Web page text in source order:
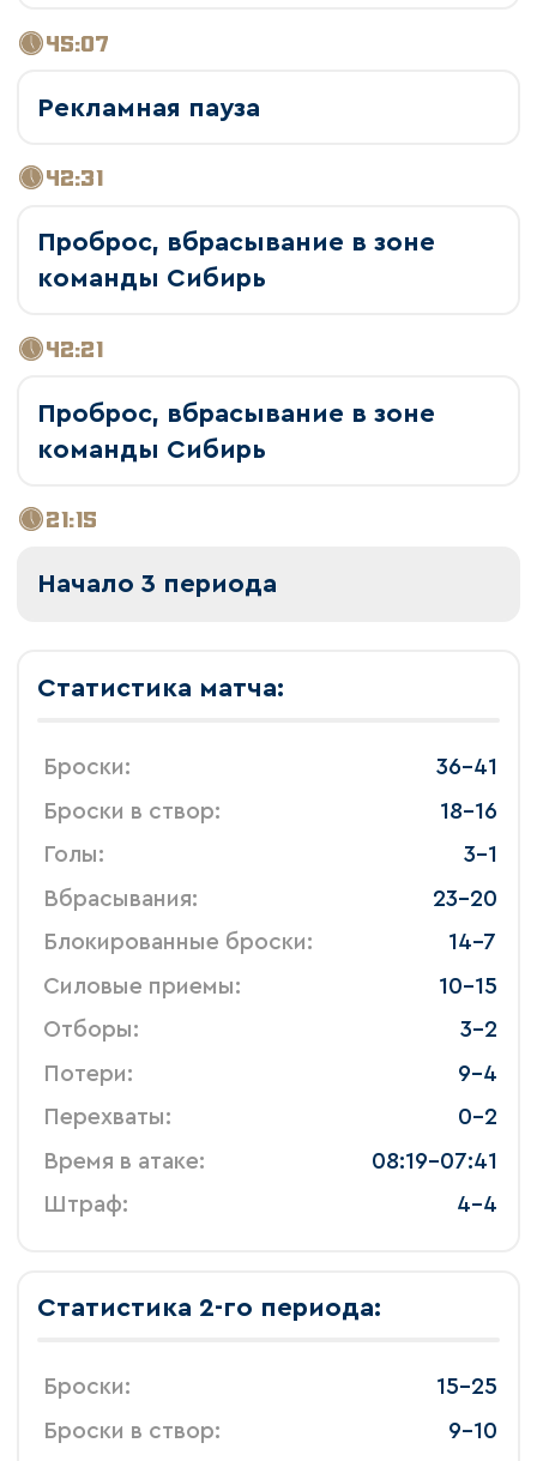
45:07
Рекламная пауза
42:31
Проброс, вбрасывание в зоне
команды Сибирь
42:21
Проброс, вбрасывание в зоне
команды Сибирь
21:15
Начало 3 периода
Статистика матча:
Броски:
36-41
Броски в створ:
18-16
Голы:
3-1
Вбрасывания:
23-20
Блокированные броски:
14-7
Силовые приемы:
10-15
Отборы:
3-2
Потери:
9-4
Перехваты:
0-2
Время в атаке:
08:19-07:41
Штраф:
4-4
Статистика 2-го периода:
Броски:
15-25
Броски в створ:
9-10